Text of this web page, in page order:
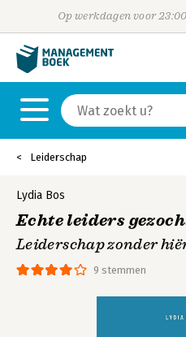
Op werkdagen voor
Leiderschap
9 stemmen
Lydia Bos
Echte leiders
Leiderschap zonder